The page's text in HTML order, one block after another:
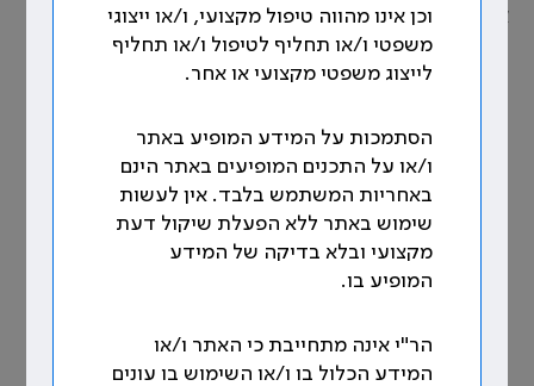
אוסף הסכמים הקיבוציים
נושא: הוראות כלליות
תוקם ועדת מעקב בהרכב של הממונה על השכר
והסכמי עבודה במשרד האוצר ויו"ר הוועדה
הפרופסיונלית של הר"י שמתפקידה לעקוב אחר ביצוע
הסכם זה ולהכריע בחילוקי דעות הנובעים ממנו ו/או
הנוגעים לו ואשר יובאו על ידי נציג המעסיקים, או נציג
הארכת מועד זה ובמידה שהסכימו. החלטותיה של
ועדת המעקב תהיינה סופיות, תחייבנה את הצדדים
וכן אינו מהווה טיפול מקצועי, ו/או ייצוגי
משפטי ו/או תחליף לטיפול ו/או תחליף
לייצוג משפטי מקצועי או אחר.
הסתמכות על המידע המופיע באתר
ו/או על התכנים המופיעים באתר הינם
באחריות המשתמש בלבד. אין לעשות
שימוש באתר ללא הפעלת שיקול דעת
מקצועי ובלא בדיקה של המידע
המופיע בו.
הר"י אינה מתחייבת כי האתר ו/או
המידע הכלול בו ו/או השימוש בו עונים